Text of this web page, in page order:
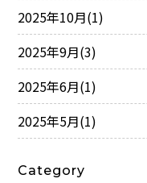
2025年10月(1)
2025年9月(3)
2025年6月(1)
2025年5月(1)
Category